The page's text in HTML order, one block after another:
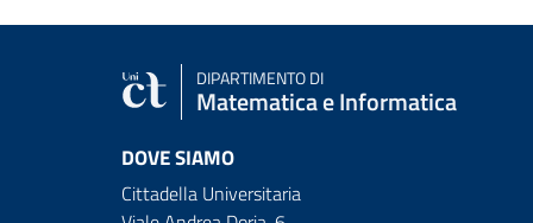
DIPARTIMENTO DI
Matematica e Informatica
DOVE SIAMO
Cittadella Universitaria